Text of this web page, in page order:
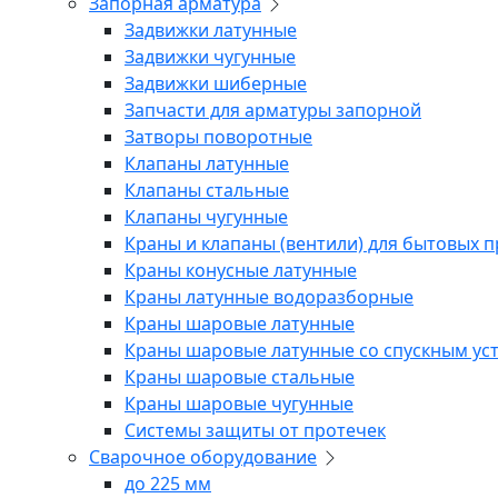
Задвижки латунные
Задвижки чугунные
Задвижки шиберные
Запчасти для арматуры запорной
Затворы поворотные
Клапаны латунные
Клапаны стальные
Клапаны чугунные
Краны и клапаны (вентили) для бытовых
Краны конусные латунные
Краны латунные водоразборные
Краны шаровые латунные
Краны шаровые латунные со спускным
Краны шаровые стальные
Краны шаровые чугунные
Системы защиты от протечек
Сварочное оборудование
до 225 мм